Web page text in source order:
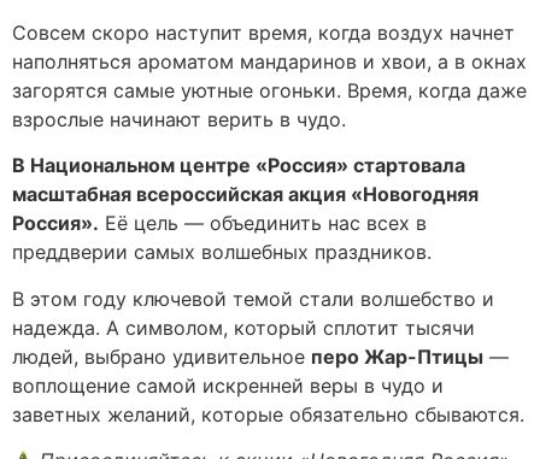
Совсем скоро наступит время, когда воздух начнет
наполняться ароматом мандаринов и хвои, а в окнах
загорятся самые уютные огоньки. Время, когда даже
взрослые начинают верить в чудо.
В Национальном центре «Россия» стартовала
масштабная всероссийская акция «Новогодняя
Россия». Её цель — объединить нас всех в
преддверии самых волшебных праздников.
В этом году ключевой темой стали волшебство и
надежда. А символом, который сплотит тысячи
людей, выбрано удивительное перо Жар-Птицы —
воплощение самой искренней веры в чудо и
заветных желаний, которые обязательно сбываются.